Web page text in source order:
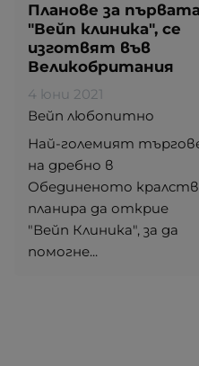
Планове за първата
"Вейп клиника", се
изготвят във
Великобритания
4 юни 2021
Вейп любопитно
Най-големият
на дребно в
Обединеното
планира да открие
"Вейп Клиника", за да
помогне...